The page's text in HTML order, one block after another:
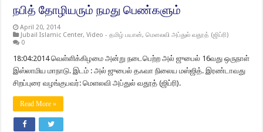
நபித் தோழியரும் நமது பெண்களும்
April 20, 2014
Jubail Islamic Center,Video - தமிழ் பயான்,மெளலவி அப்துல் வதூத் (ஜிப்ரி)
0
18:04:2014 வெள்ளிக்கிழமை அன்று நடைபெற்ற அல் ஜுபைல் 16வது ஒருநாள்
இஸ்லாமிய மாநாடு. இடம் : அல் ஜுபைல் தஃவா நிலைய மஸ்ஜித். இரண்டாவது
சிறப்புரை வழங்குபவர்: மெளலவி அப்துல் வதூத் (ஜிப்ரி).
Read More »